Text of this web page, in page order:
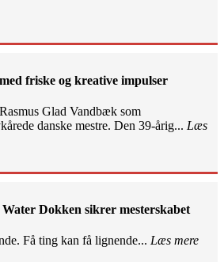
friske og kreative impulser
Glad Vandbæk som
danske mestre. Den 39-årig... Læs
Dokken sikrer mesterskabet
Få ting kan få lignende... Læs mere